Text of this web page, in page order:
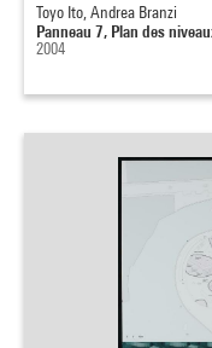
Toyo Ito, Andrea Branzi
Panneau 7, Plan des
2004